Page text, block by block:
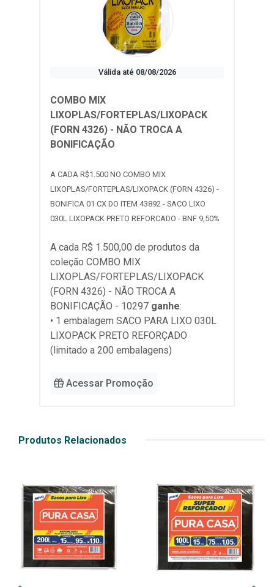
Válida até 08/08/2026
COMBO MIX
LIXOPLAS/FORTEPLAS/LIXOPACK
(FORN 4326) - NÃO TROCA A
BONIFICAÇÃO
A CADA R$1.500 NO COMBO MIX
LIXOPLAS/FORTEPLAS/LIXOPACK (FORN 4326) -
BONIFICA 01 CX DO ITEM 43892 - SACO LIXO
030L LIXOPACK PRETO REFORCADO - BNF 9,50%
A cada R$ 1.500,00 de produtos da
coleção COMBO MIX
LIXOPLAS/FORTEPLAS/LIXOPACK
(FORN 4326) - NÃO TROCA A
BONIFICAÇÃO - 10297 ganhe:
• 1 embalagem SACO PARA LIXO 030L
LIXOPACK PRETO REFORÇADO
(limitado a 200 embalagens)
Acessar Promoção
Produtos Relacionados